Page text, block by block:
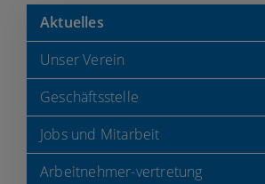
Aktuelles
Unser Verein
Geschäftsstelle
Jobs und Mitarbeit
Arbeitnehmer-vertretung